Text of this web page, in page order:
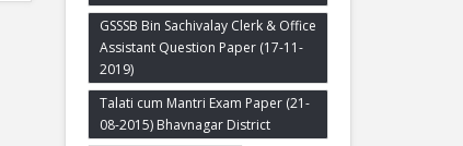
GSSSB Bin Sachivalay Clerk & Office
Assistant Question Paper (17-11-
2019)
Talati cum Mantri Exam Paper (21-
08-2015) Bhavnagar District